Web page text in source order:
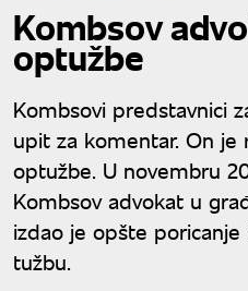
Kombsov
optužbe
Kombsovi predstavnici
upit za komentar. On je
optužbe. U novembru
Kombsov advokat u
izdao je opšte
tužbu.